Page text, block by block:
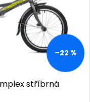
–22 %
stříbrná